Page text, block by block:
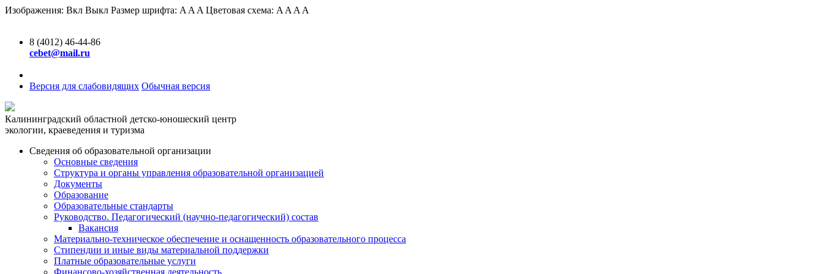
Изображения: Вкл Выкл Размер шрифта: A A A Цветовая схема: A A A A
8 (4012) 46-44-86
cebet@mail.ru
Версия для слабовидящих Обычная версия
Калининградский областной детско-юношеский центр
экологии, краеведения и туризма
Сведения об образовательной организации
Основные сведения
Структура и органы управления образовательной организацией
Документы
Образование
Образовательные стандарты
Руководство. Педагогический (научно-педагогический) состав
Вакансия
Материально-техническое обеспечение и оснащенность образовательного процесса
Стипендии и иные виды материальной поддержки
Платные образовательные услуги
Финансово-хозяйственная деятельность